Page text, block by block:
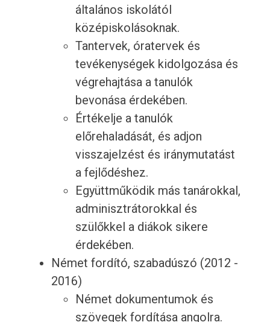
általános iskolától
középiskolásoknak.
Tantervek, óratervek és
tevékenységek kidolgozása és
végrehajtása a tanulók
bevonása érdekében.
Értékelje a tanulók
előrehaladását, és adjon
visszajelzést és iránymutatást
a fejlődéshez.
Együttműködik más tanárokkal,
adminisztrátorokkal és
szülőkkel a diákok sikere
érdekében.
Német fordító, szabadúszó (2012 -
2016)
Német dokumentumok és
szövegek fordítása angolra.